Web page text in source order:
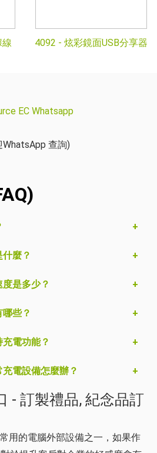
4092 - 炫彩鏡面USB分享器
WhatsApp 查詢)
麼？
是多少？
些？
電功能？
電設備怎麼辦？
- 訂製禮品, 紀念品訂
用的電腦外部設備之一，如果作